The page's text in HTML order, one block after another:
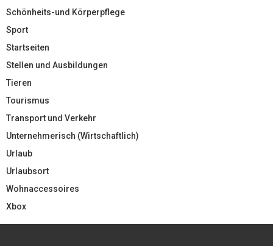
Schönheits-und Körperpflege
Sport
Startseiten
Stellen und Ausbildungen
Tieren
Tourismus
Transport und Verkehr
Unternehmerisch (Wirtschaftlich)
Urlaub
Urlaubsort
Wohnaccessoires
Xbox